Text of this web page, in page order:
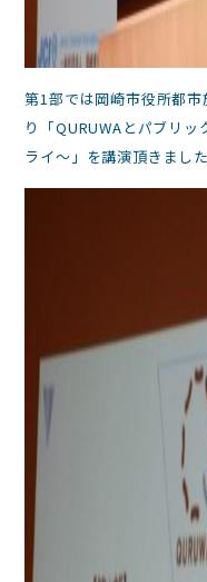
第1部では岡崎市役所都
り「QURUWAとパブリ
ライ～」を講演頂きました